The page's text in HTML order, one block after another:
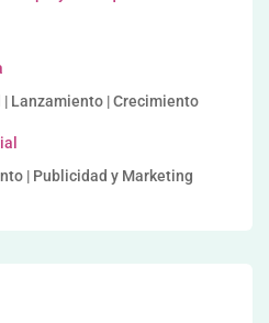
| Lanzamiento | Crecimiento
| Publicidad y Marketing